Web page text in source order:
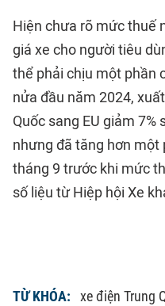
Hiện chưa rõ mức thuế
giá xe cho người tiêu
thể phải chịu một phần
nửa đầu năm 2024,
Quốc sang EU giảm 7%
nhưng đã tăng hơn một
tháng 9 trước khi mức
số liệu từ Hiệp hội Xe
TỪ KHÓA: xe điện Trung